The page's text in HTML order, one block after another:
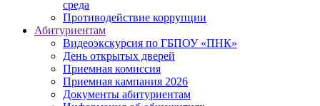
среда
Противодействие коррупции
Абитуриентам
Видеоэкскурсия по ГБПОУ «ПНК»
День открытых дверей
Приемная комиссия
Приемная кампания 2026
Дoкументы абитуриентам